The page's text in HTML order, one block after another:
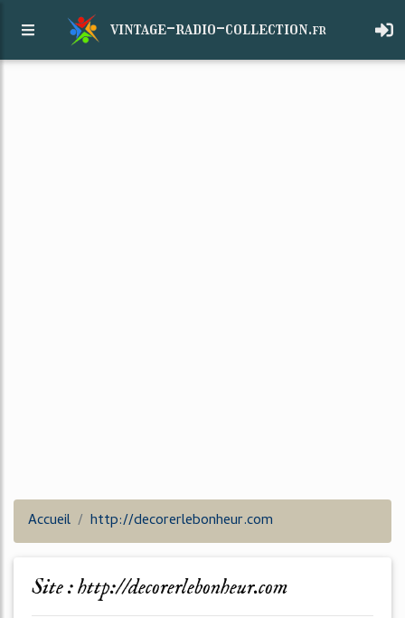
vintage-radio-collection.fr
Accueil http://decorerlebonheur.com
Site : http://decorerlebonheur.com